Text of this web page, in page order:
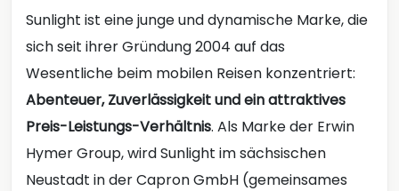
Sunlight ist eine junge und dynamische Marke, die
sich seit ihrer Gründung 2004 auf das
Wesentliche beim mobilen Reisen konzentriert:
Abenteuer, Zuverlässigkeit und ein attraktives
Preis-Leistungs-Verhältnis. Als Marke der Erwin
Hymer Group, wird Sunlight im sächsischen
Neustadt in der Capron GmbH (gemeinsames